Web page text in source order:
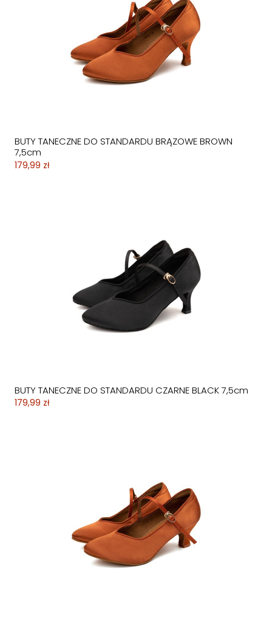
BUTY TANECZNE DO STANDARDU BRĄZOWE BROWN
7,5cm
179,99 zł
BUTY TANECZNE DO STANDARDU CZARNE BLACK 7,5cm
179,99 zł